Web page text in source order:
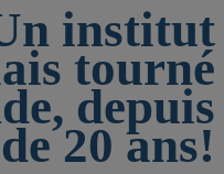
institut
tourné
depuis
20 ans!